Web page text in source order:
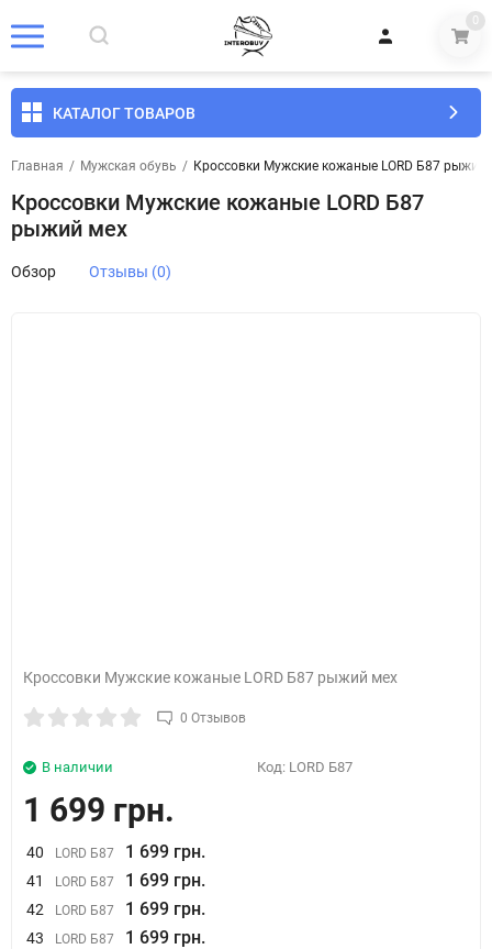
0
КАТАЛОГ ТОВАРОВ
Главная / Мужская обувь / Кроссовки Мужские кожаные LORD Б87 рыжий
Кроссовки Мужские кожаные LORD Б87
рыжий мех
Обзор Отзывы (0)
Кроссовки Мужские кожаные LORD Б87 рыжий мех
0 Отзывов
В наличии Код: LORD Б87
1 699 грн.
40 LORD Б87 1 699 грн.
41 LORD Б87 1 699 грн.
42 LORD Б87 1 699 грн.
43 LORD Б87 1 699 грн.